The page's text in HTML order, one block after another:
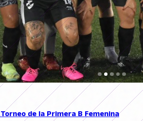
de la Primera B Femenina